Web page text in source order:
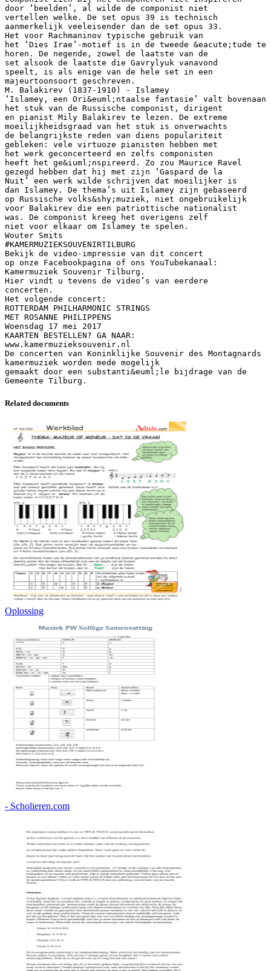
door ‘beelden’, al wilde de componist niet
vertellen welke. De set opus 39 is technisch
aanmerkelijk veeleisender dan de set opus 33.
Het voor Rachmaninov typische gebruik van
het ‘Dies Irae’-motief is in de tweede &eacute;tude te
horen. De negende, zowel de laatste van de
set alsook de laatste die Gavrylyuk vanavond
speelt, is als enige van de hele set in een
majeurtoonsoort geschreven.
M. Balakirev (1837-1910) - Islamey
‘Islamey, een Ori&euml;ntaalse fantasie’ valt bovenaan
het stuk van de Russische componist, dirigent
en pianist Mily Balakirev te lezen. De extreme
moeilijkheidsgraad van het stuk is onverwachts
de belangrijkste reden van diens populariteit
gebleken: vele virtuoze pianisten hebben met
het werk geconcerteerd en zelfs componisten
heeft het ge&iuml;nspireerd. Zo zou Maurice Ravel
gezegd hebben dat hij met zijn ‘Gaspard de la
Nuit’ een werk wilde schrijven dat moeilijker is
dan Islamey. De thema’s uit Islamey zijn gebaseerd
op Russische volks&shy;muziek, niet ongebruikelijk
voor Balakirev die een patriottische nationalist
was. De componist kreeg het overigens zelf
niet voor elkaar om Islamey te spelen.
Wouter Smits
#KAMERMUZIEKSOUVENIRTILBURG
Bekijk de video-impressie van dit concert
op onze Facebookpagina of ons YouTubekanaal:
Kamermuziek Souvenir Tilburg.
Hier vindt u tevens de video’s van eerdere
concerten.
Het volgende concert:
ROTTERDAM PHILHARMONIC STRINGS
MET ROSANNE PHILIPPENS
Woensdag 17 mei 2017
KAARTEN BESTELLEN? GA NAAR:
www.kamermuzieksouvenir.nl
De concerten van Koninklijke Souvenir des Montagnards
kamermuziek worden mede mogelijk
gemaakt door een substanti&euml;le bijdrage van de
Related documents
Oplossing
- Scholieren.com